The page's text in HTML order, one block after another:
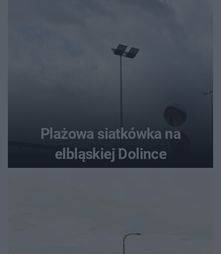
Plażowa siatkówka na
elbląskiej Dolince